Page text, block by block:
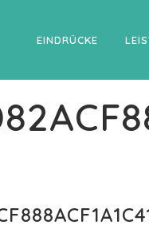
EINDRÜCKE